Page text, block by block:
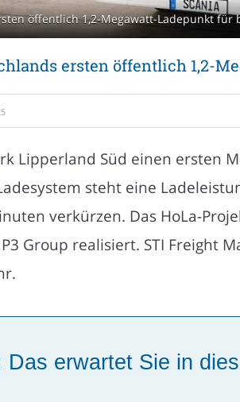
öffentlich 1,2-Megawatt-Ladepunkt für
ersten öffentlich 1,2-
Lipperland Süd einen ersten
steht eine
verkürzen. Das HoLa-
Group realisiert. STI Freight
erwartet Sie in